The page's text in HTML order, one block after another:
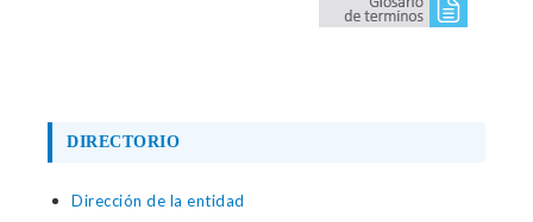
DIRECTORIO
Dirección de la entidad